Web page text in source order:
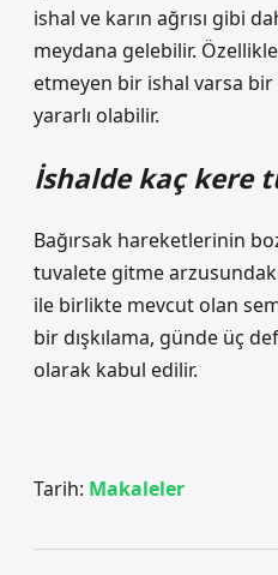
ishal ve karın ağrısı gibi
meydana gelebilir.
etmeyen bir ishal varsa
yararlı olabilir.
İshalde kaç kere
Bağırsak hareketlerinin
tuvalete gitme arzusundaki
ile birlikte mevcut olan
bir dışkılama, günde üç
olarak kabul edilir.
Tarih: Makaleler